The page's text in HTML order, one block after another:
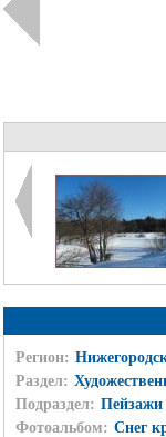
Регион:
Раздел:
Подраздел: Пейзажи
Фотоальбом: Снег